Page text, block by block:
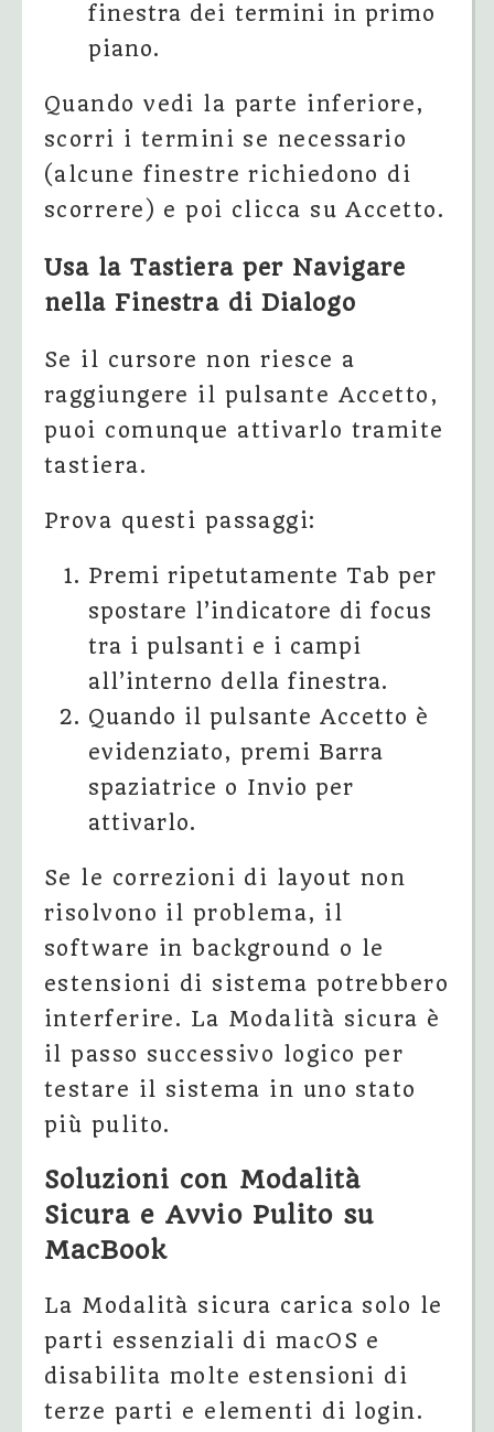
finestra dei termini in primo
piano.
Quando vedi la parte inferiore,
scorri i termini se necessario
(alcune finestre richiedono di
scorrere) e poi clicca su Accetto.
Usa la Tastiera per Navigare
nella Finestra di Dialogo
Se il cursore non riesce a
raggiungere il pulsante Accetto,
puoi comunque attivarlo tramite
tastiera.
Prova questi passaggi:
Premi ripetutamente Tab per
spostare l’indicatore di focus
tra i pulsanti e i campi
all’interno della finestra.
Quando il pulsante Accetto è
evidenziato, premi Barra
spaziatrice o Invio per
attivarlo.
Se le correzioni di layout non
risolvono il problema, il
software in background o le
estensioni di sistema potrebbero
interferire. La Modalità sicura è
il passo successivo logico per
testare il sistema in uno stato
più pulito.
Soluzioni con Modalità
Sicura e Avvio Pulito su
MacBook
La Modalità sicura carica solo le
parti essenziali di macOS e
disabilita molte estensioni di
terze parti e elementi di login.